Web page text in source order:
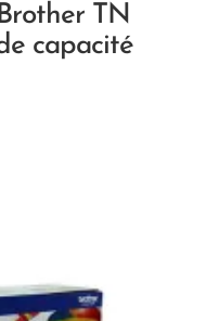
TN
capacité